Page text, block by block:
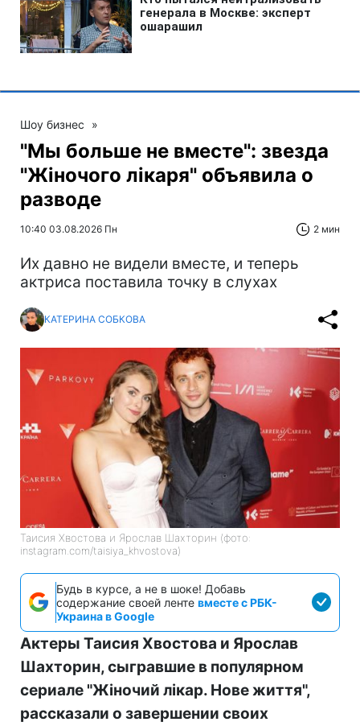
Шоу бизнес »
"Мы больше не вместе": звезда
"Жіночого лікаря" объявила о
разводе
10:40 03.08.2026 Пн 2 мин
Их давно не видели вместе, и теперь
актриса поставила точку в слухах
КАТЕРИНА СОБКОВА
Таисия Хвостова и Ярослав Шахторин (фото:
instagram.com/taisiya_khvostova)
Будь в курсе, а не в шоке! Добавь
содержание своей ленте вместе с РБК-
Украина в Google
Актеры Таисия Хвостова и Ярослав
Шахторин, сыгравшие в популярном
сериале "Жіночий лікар. Нове життя",
рассказали о завершении своих